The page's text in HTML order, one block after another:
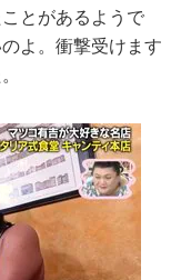
とがあるようで
よ。衝撃受けます